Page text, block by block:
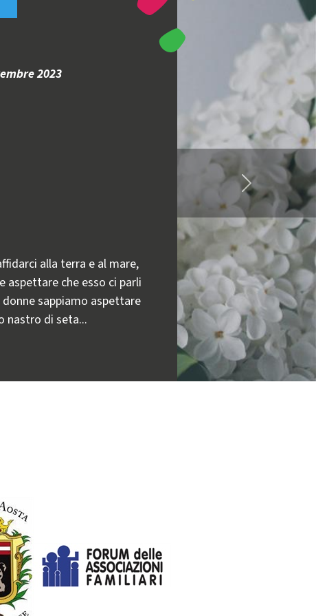
2023
alla terra e al mare,
aspettare che esso ci parli
sappiamo aspettare
nastro di seta...
Indietro